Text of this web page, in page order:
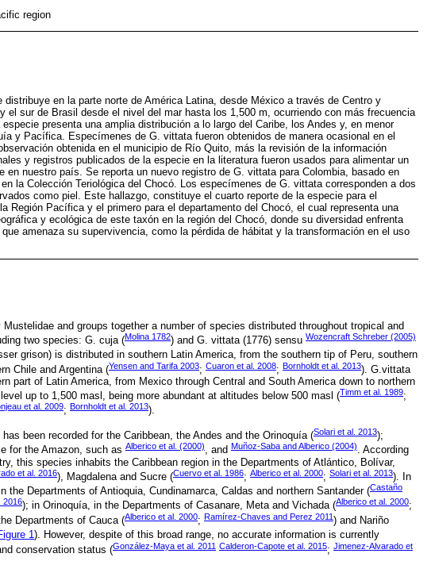
region
en la parte norte de América Latina, desde México a través de Centro y
el sur de Brasil desde el nivel del mar hasta los 1,500 m, ocurriendo con más frecuencia
presenta una amplia distribución a lo largo del Caribe, los Andes y, en menor
y Pacífica. Especímenes de G. vittata fueron obtenidos de manera ocasional en el
obtenida en el municipio de Río Quito, más la revisión de la información
y registros publicados de la especie en la literatura fueron usados para alimentar un
en nuestro país. Se reporta un nuevo registro de G. vittata para Colombia, basado en
la Colección Teriológica del Chocó. Los especímenes de G. vittata corresponden a dos
como piel. Este hallazgo, constituye el cuarto reporte de la especie para el
Región Pacífica y el primero para el departamento del Chocó, el cual representa una
y ecológica de este taxón en la región del Chocó, donde su diversidad enfrenta
amenaza su supervivencia, como la pérdida de hábitat y la transformación en el uso
and groups together a number of species distributed throughout tropical and
two species: G. cuja (Molina 1782) and G. vittata (1776) sensu Wozencraft Schreber (2005)
grison) is distributed in southern Latin America, from the southern tip of Peru, southern
Chile and Argentina (Yensen and Tarifa 2003; Cuaron et al. 2008; Bornholdt et al. 2013). G.vittata
part of Latin America, from Mexico through Central and South America down to northern
up to 1,500 masl, being more abundant at altitudes below 500 masl (Timm et al. 1989;
et al. 2009; Bornholdt et al. 2013).
been recorded for the Caribbean, the Andes and the Orinoquía (Solari et al. 2013);
for the Amazon, such as Alberico et al. (2000), and Muñoz-Saba and Alberico (2004). According
this species inhabits the Caribbean region in the Departments of Atlántico, Bolívar,
et al. 2016), Magdalena and Sucre (Cuervo et al. 1986; Alberico et al. 2000; Solari et al. 2013). In
the Departments of Antioquia, Cundinamarca, Caldas and northern Santander (Castaño
2016); in Orinoquía, in the Departments of Casanare, Meta and Vichada (Alberico et al. 2000;
Departments of Cauca (Alberico et al. 2000; Ramírez-Chaves and Perez 2011) and Nariño
1). However, despite of this broad range, no accurate information is currently
conservation status (González-Maya et al. 2011 Calderon-Capote et al. 2015; Jimenez-Alvarado et